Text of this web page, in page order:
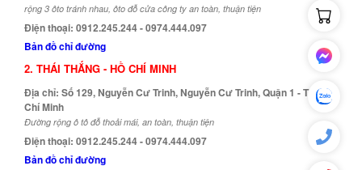
rộng 3 ôto tránh nhau, ôto đỗ cửa công ty an toàn, thuận tiện
Điện thoại: 0912.245.244 - 0974.444.097
Bản đồ chỉ đường
2. THÁI THẮNG - HỒ CHÍ MINH
Địa chỉ: Số 129, Nguyễn Cư Trinh, Nguyễn Cư Trinh, Quận 1 - TP. Hồ
Chí Minh
Đường rộng ô tô đỗ thoải mái, an toàn, thuận tiện
Điện thoại: 0912.245.244 - 0974.444.097
Bản đồ chỉ đường